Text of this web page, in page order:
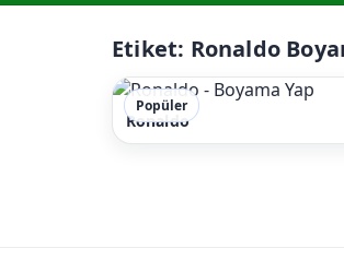
Etiket: Ronaldo
Popüler
Ronaldo